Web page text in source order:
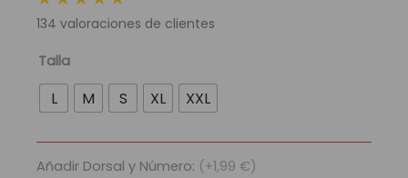
original
era:
es:
134 valoraciones de clientes
Talla
L M S XL XXL
Añadir Dorsal y Número: (+1,99 €)
Camiseta
Retro
Selección
1996
|